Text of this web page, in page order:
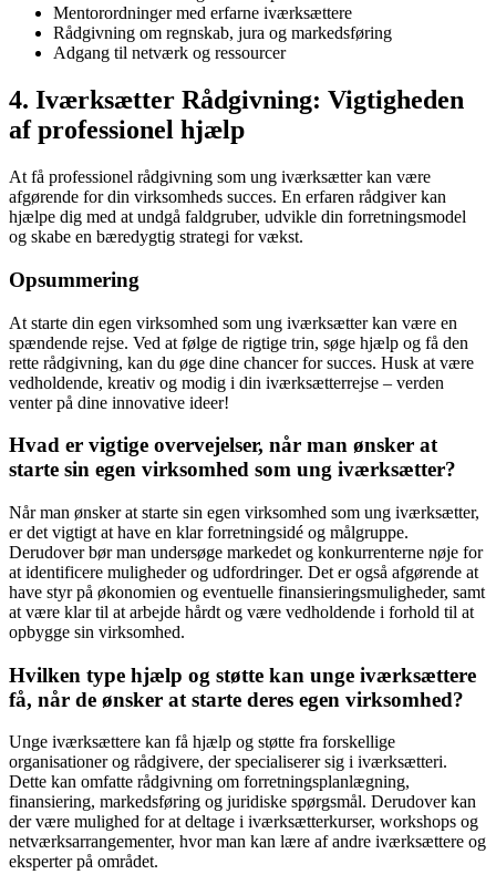
Mentorordninger med erfarne iværksættere
Rådgivning om regnskab, jura og markedsføring
Adgang til netværk og ressourcer
4. Iværksætter Rådgivning: Vigtigheden
af professionel hjælp
At få professionel rådgivning som ung iværksætter kan være
afgørende for din virksomheds succes. En erfaren rådgiver kan
hjælpe dig med at undgå faldgruber, udvikle din forretningsmodel
og skabe en bæredygtig strategi for vækst.
Opsummering
At starte din egen virksomhed som ung iværksætter kan være en
spændende rejse. Ved at følge de rigtige trin, søge hjælp og få den
rette rådgivning, kan du øge dine chancer for succes. Husk at være
vedholdende, kreativ og modig i din iværksætterrejse – verden
venter på dine innovative ideer!
Hvad er vigtige overvejelser, når man ønsker at
starte sin egen virksomhed som ung iværksætter?
Når man ønsker at starte sin egen virksomhed som ung iværksætter,
er det vigtigt at have en klar forretningsidé og målgruppe.
Derudover bør man undersøge markedet og konkurrenterne nøje for
at identificere muligheder og udfordringer. Det er også afgørende at
have styr på økonomien og eventuelle finansieringsmuligheder, samt
at være klar til at arbejde hårdt og være vedholdende i forhold til at
opbygge sin virksomhed.
Hvilken type hjælp og støtte kan unge iværksættere
få, når de ønsker at starte deres egen virksomhed?
Unge iværksættere kan få hjælp og støtte fra forskellige
organisationer og rådgivere, der specialiserer sig i iværksætteri.
Dette kan omfatte rådgivning om forretningsplanlægning,
finansiering, markedsføring og juridiske spørgsmål. Derudover kan
der være mulighed for at deltage i iværksætterkurser, workshops og
netværksarrangementer, hvor man kan lære af andre iværksættere og
eksperter på området.